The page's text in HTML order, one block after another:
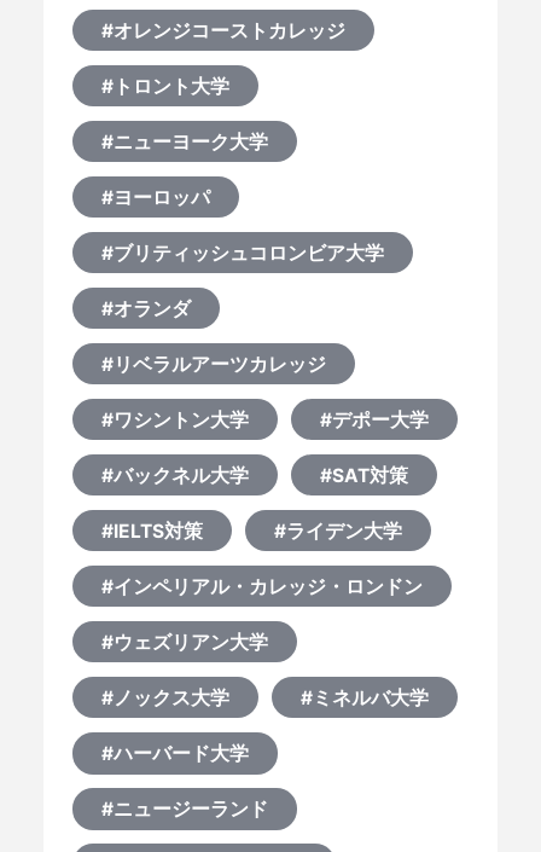
#オレンジコーストカレッジ
#トロント大学
#ニューヨーク大学
#ヨーロッパ
#ブリティッシュコロンビア大学
#オランダ
#リベラルアーツカレッジ
#ワシントン大学 #デポー大学
#バックネル大学 #SAT対策
#IELTS対策 #ライデン大学
#インペリアル・カレッジ・ロンドン
#ウェズリアン大学
#ノックス大学 #ミネルバ大学
#ハーバード大学
#ニュージーランド